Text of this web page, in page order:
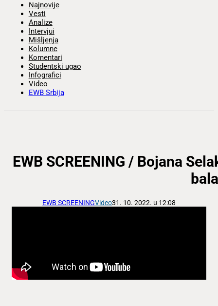
Najnovije
Vesti
Analize
Intervjui
Mišljenja
Kolumne
Komentari
Studentski ugao
Infografici
Video
EWB Srbija
EWB SCREENING / Bojana
EWB SCREENINGVideo31. 10. 2022. u 12:08